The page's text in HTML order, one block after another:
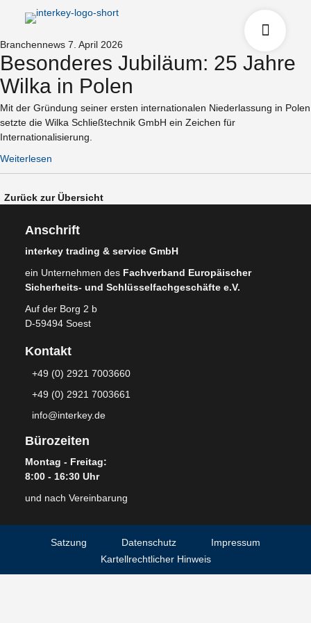
Branchennews 7. April 2026
Besonderes Jubiläum: 25 Jahre
Wilka in Polen
Mit der Gründung seiner ersten internationalen Niederlassung in Polen
setzte die Wilka Schließtechnik GmbH ein Zeichen für
Internationalisierung.
Weiterlesen
Zurück zur Übersicht
Anschrift
interkey trading & service GmbH
ein Unternehmen des Fachverband Europäischer
Sicherheits- und Schlüsselfachgeschäfte e.V.
Auf der Borg 2 b
D-59494 Soest
Kontakt
+49 (0) 2921 7003660
+49 (0) 2921 7003661
info@interkey.de
Bürozeiten
Montag - Freitag:
8:00 - 16:30 Uhr
und nach Vereinbarung
Satzung Datenschutz
Impressum
Kartellrechtlicher Hinweis